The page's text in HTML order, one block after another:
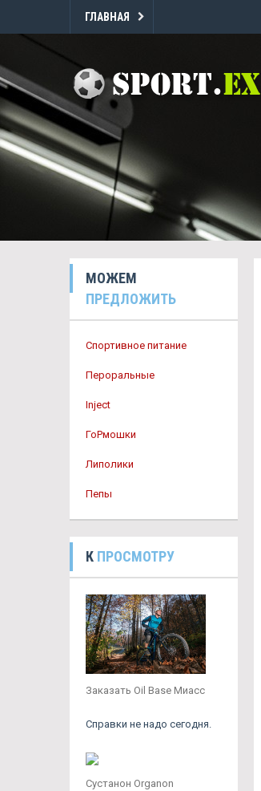
ГЛАВНАЯ
МОЖЕМ
ПРЕДЛОЖИТЬ
Спортивное питание
Пероральные
Inject
ГоРмошки
Липолики
Пепы
К ПРОСМОТРУ
Заказать Oil Base Миасс
Справки не надо сегодня.
Сустанон Organon